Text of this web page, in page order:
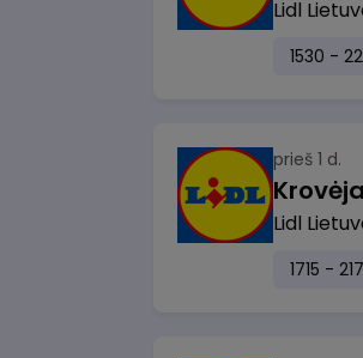
Lidl
1530 -
prieš 1 d.
Lidl
1715 -